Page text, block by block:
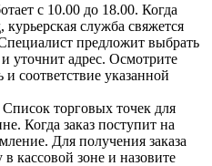
с 10.00 до 18.00. Когда
курьерская служба свяжется
предложит выбрать
уточнит адрес. Осмотрите
и соответствие указанной
торговых точек для
Когда заказ поступит на
Для получения заказа
в кассовой зоне и назовите